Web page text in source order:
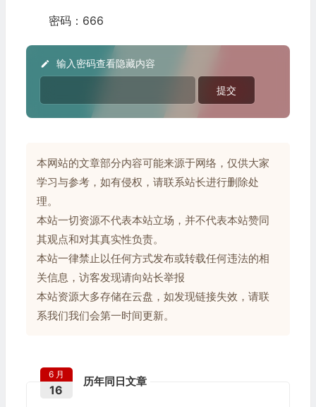
密码：666
输入密码查看隐藏内容
本网站的文章部分内容可能来源于网络，仅供大家
学习与参考，如有侵权，请联系站长进行删除处
理。
本站一切资源不代表本站立场，并不代表本站赞同
其观点和对其真实性负责。
本站一律禁止以任何方式发布或转载任何违法的相
关信息，访客发现请向站长举报
本站资源大多存储在云盘，如发现链接失效，请联
系我们我们会第一时间更新。
历年同日文章
6 月
16